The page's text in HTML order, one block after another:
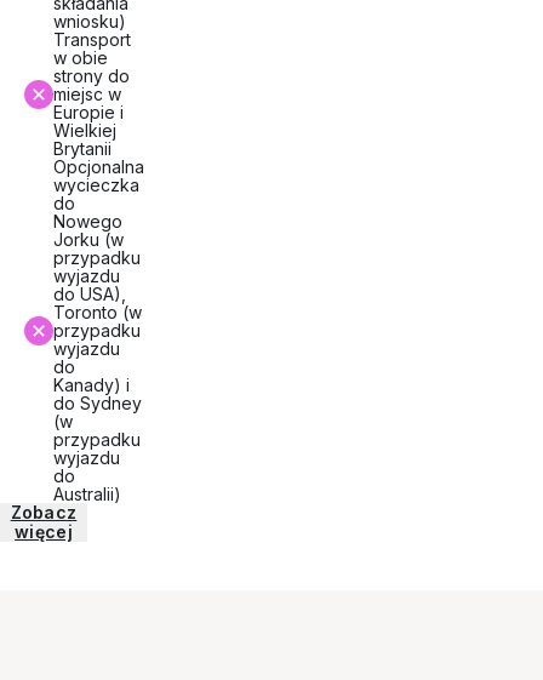
wniosku)
Transport
w obie
strony do
miejsc w
Europie i
Wielkiej
Brytanii
Opcjonalna
wycieczka
do
Nowego
Jorku (w
przypadku
wyjazdu
do USA),
Toronto (w
przypadku
wyjazdu
do
Kanady) i
do Sydney
(w
przypadku
wyjazdu
do
Australii)
Zobacz
więcej